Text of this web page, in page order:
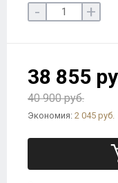
- +
38 855
40 900 руб.
Экономия: 2 045 руб.